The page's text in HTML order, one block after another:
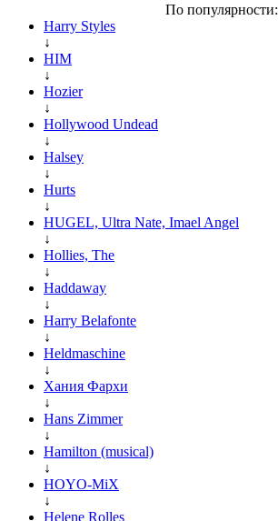
По популярности:
Harry Styles
↓
HIM
↓
Hozier
↓
Hollywood Undead
↓
Halsey
↓
Hurts
↓
HUGEL, Ultra Nate, Imael Angel
↓
Hollies, The
↓
Haddaway
↓
Harry Belafonte
↓
Heldmaschine
↓
Хания Фархи
↓
Hans Zimmer
↓
Hamilton (musical)
↓
HOYO-MiX
↓
Helene Rolles